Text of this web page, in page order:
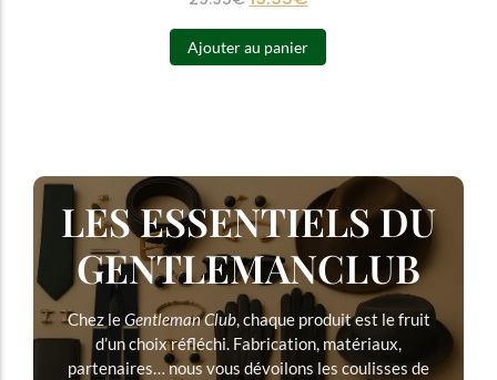
Ajouter au panier
LES ESSENTIELS DU
GENTLEMANCLUB
Chez leGentleman Club, chaque produit est le fruit
d’un choix réfléchi. Fabrication, matériaux,
partenaires… nous vous dévoilons les coulisses de